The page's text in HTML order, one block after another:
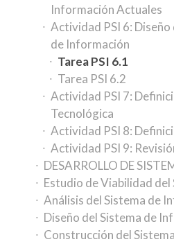
Información Actuales
Actividad PSI 6:
de Información
Tarea PSI 6.1
Tarea PSI 6.2
Actividad PSI 7:
Tecnológica
Actividad PSI 8:
Actividad PSI 9:
DESARROLLO DE
Estudio de Viabilidad del
Análisis del Sistema de
Diseño del Sistema de
Construcción del